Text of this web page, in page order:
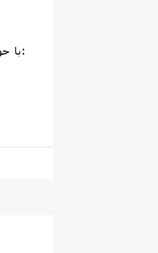
📱 با حوزه هنری خراسان شمالی همراه باشید: